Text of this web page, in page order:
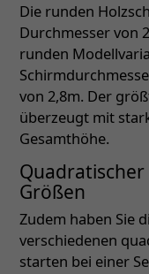
Die runden
Durchmesser von
runden
von 2,8m. Der
überzeugt mit
Gesamthöhe.
Größen
Zudem haben Sie
verschiedenen
starten bei einer